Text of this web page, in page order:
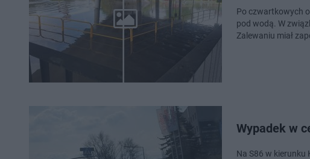
Po czwartkowych
pod wodą. W
Zalewaniu miał
Wypadek w
Na S86 w kierunku